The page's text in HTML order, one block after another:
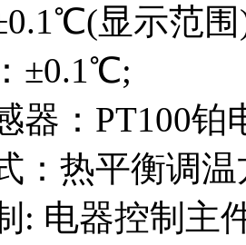
显示范
±0.1℃;
器：PT100铂
：热平衡调
: 电器控制主